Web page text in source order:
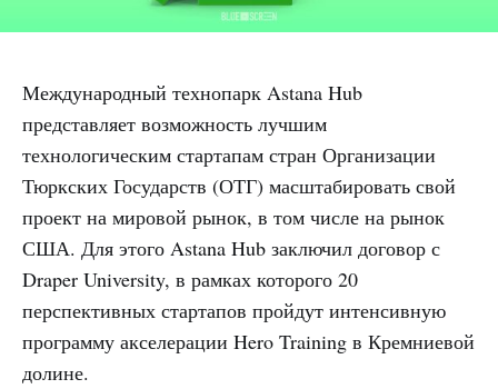
Международный технопарк Astana Hub
представляет возможность лучшим
технологическим стартапам стран Организации
Тюркских Государств (ОТГ) масштабировать свой
проект на мировой рынок, в том числе на рынок
США. Для этого Astana Hub заключил договор с
Draper University, в рамках которого 20
перспективных стартапов пройдут интенсивную
программу акселерации Hero Training в Кремниевой
долине.